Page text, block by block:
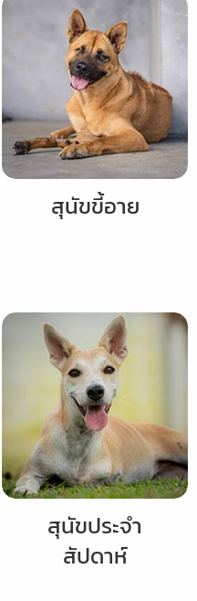
สุนัขขี้อาย
สุนัขประจำ
สัปดาห์